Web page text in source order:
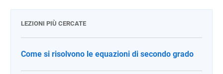
LEZIONI PIÙ CERCATE
Come si risolvono le equazioni di secondo grado